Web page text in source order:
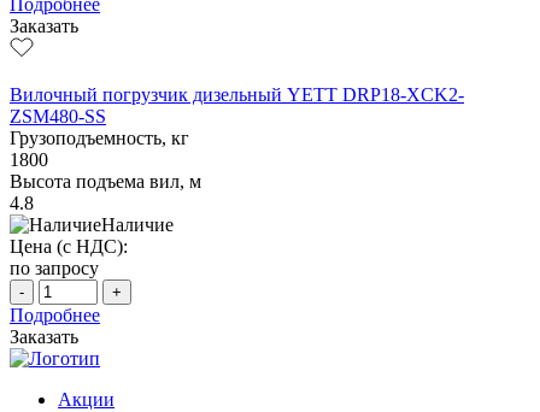
Подробнее
Заказать
Вилочный погрузчик дизельный YETT DRP18-XCK2-
ZSM480-SS
Грузоподъемность, кг
1800
Высота подъема вил, м
4.8
Наличие
Цена (с НДС):
по запросу
- +
Подробнее
Заказать
Акции